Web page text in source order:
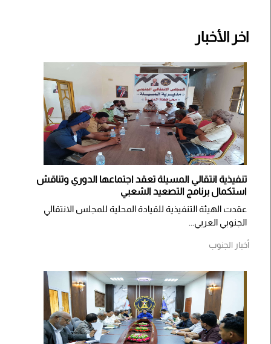
اخر الأخبار
تنفيذية انتقالي المسيلة تعقد اجتماعها الدوري وتناقش
استكمال برنامج التصعيد الشعبي
عقدت الهيئة التنفيذية للقيادة المحلية للمجلس الانتقالي
الجنوبي العربي...
أخبار الجنوب